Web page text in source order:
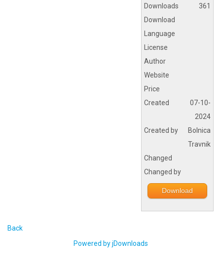
Downloads
361
Download
Language
License
Author
Website
Price
Created
07-10-
2024
Created by
Bolnica
Travnik
Changed
Changed by
Download
Back
Powered by jDownloads